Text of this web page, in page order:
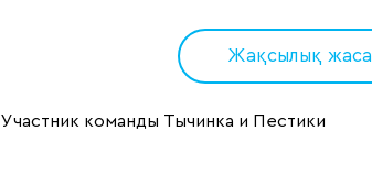
Жақсылық жаса
Участник команды Тычинка и Пестики